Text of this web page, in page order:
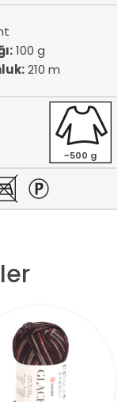
100 g
210 m
~500 g